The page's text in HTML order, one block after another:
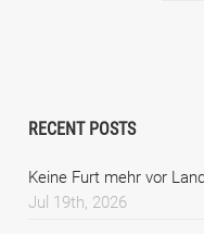
RECENT POSTS
Keine Furt mehr vor
Jul 19th, 2026